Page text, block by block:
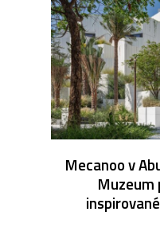
Mecanoo v
Muzeum